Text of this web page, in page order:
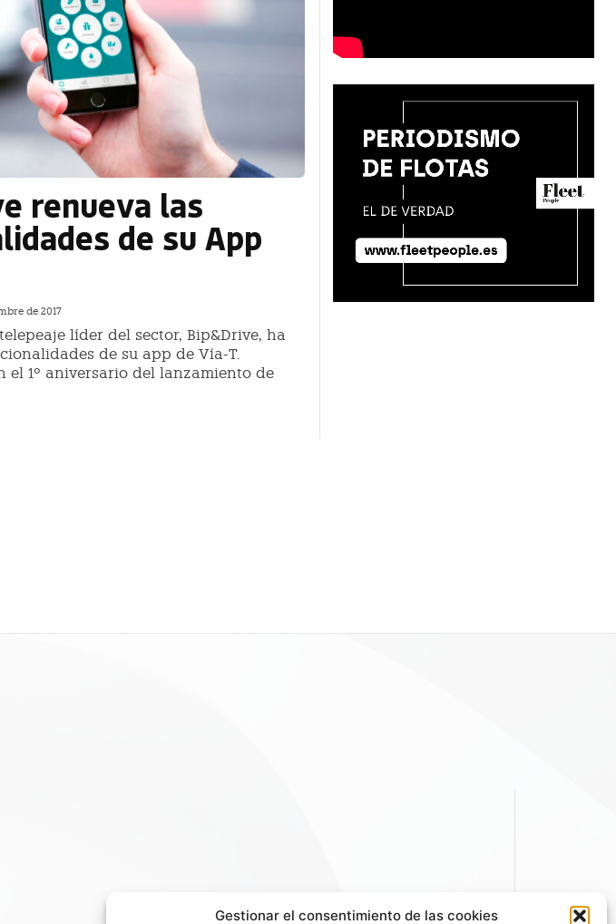
Gestionar el consentimiento de las cookies
renueva las
de su App
de 2017
líder del sector, Bip&Drive, ha
de su app de Vía-T.
el 1º aniversario del lanzamiento de